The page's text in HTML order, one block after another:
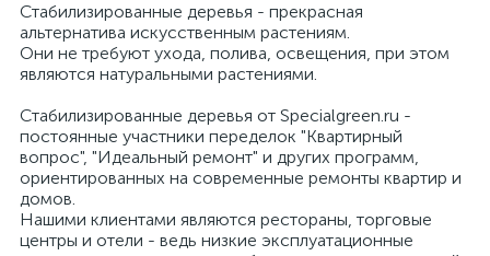
Стабилизированные деревья - прекрасная
альтернатива искусственным растениям.
Они не требуют ухода, полива, освещения, при этом
являются натуральными растениями.
Стабилизированные деревья от Specialgreen.ru -
постоянные участники переделок "Квартирный
вопрос", "Идеальный ремонт" и других программ,
ориентированных на современные ремонты квартир и
домов.
Нашими клиентами являются рестораны, торговые
центры и отели - ведь низкие эксплуатационные